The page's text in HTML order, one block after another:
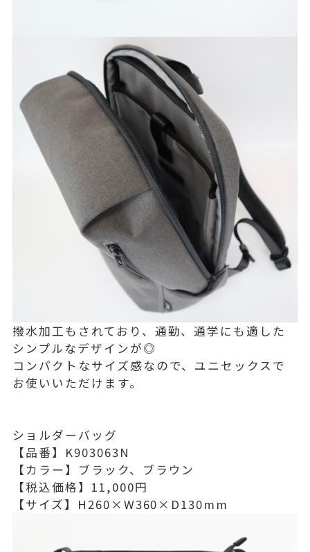
撥水加工もされており、通勤、通学にも適した
シンプルなデザインが◎
コンパクトなサイズ感なので、ユニセックスで
お使いいただけます。
ショルダーバッグ
【品番】K903063N
【カラー】ブラック、ブラウン
【税込価格】11,000円
【サイズ】H260×W360×D130mm